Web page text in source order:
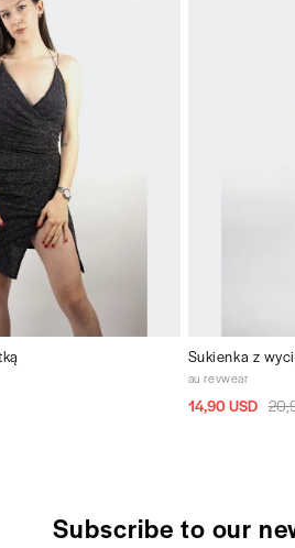
Sukienka z
au revwear
14,90 USD
Subscribe to our